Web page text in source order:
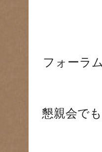
フォーラ
懇親会で